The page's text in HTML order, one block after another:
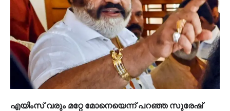
എയിംസ് വരും മറ്റേ മോനെയെന്ന് പറഞ്ഞ സുരേഷ്